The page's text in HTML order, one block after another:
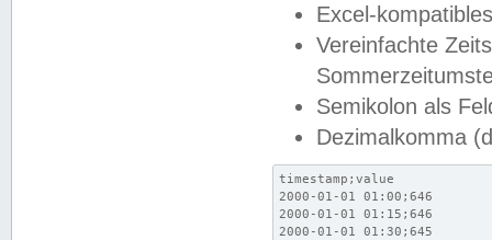
Excel-
Vereinfachte
Semikolon als
Dezimalkomma
timestamp;value
2000-01-01 01:00;646
2000-01-01 01:15;646
2000-01-01 01:30;645